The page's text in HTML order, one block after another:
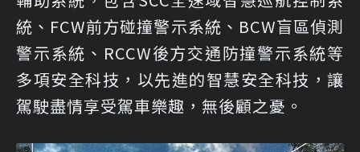
統、FCW前方碰撞警示系統、BCW盲區偵測
警示系統、RCCW後方交通防撞警示系統等
多項安全科技，以先進的智慧安全科技，讓
駕駛盡情享受駕車樂趣，無後顧之憂。